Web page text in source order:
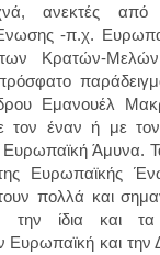
ανεκτές
-π.χ.
Κρατών-Μελών.
Εμανουέλ
τον έναν ή με
Άμυνα.
Ευρωπαϊκής
πολλά και
την ίδια και
Ευρωπαϊκή και την